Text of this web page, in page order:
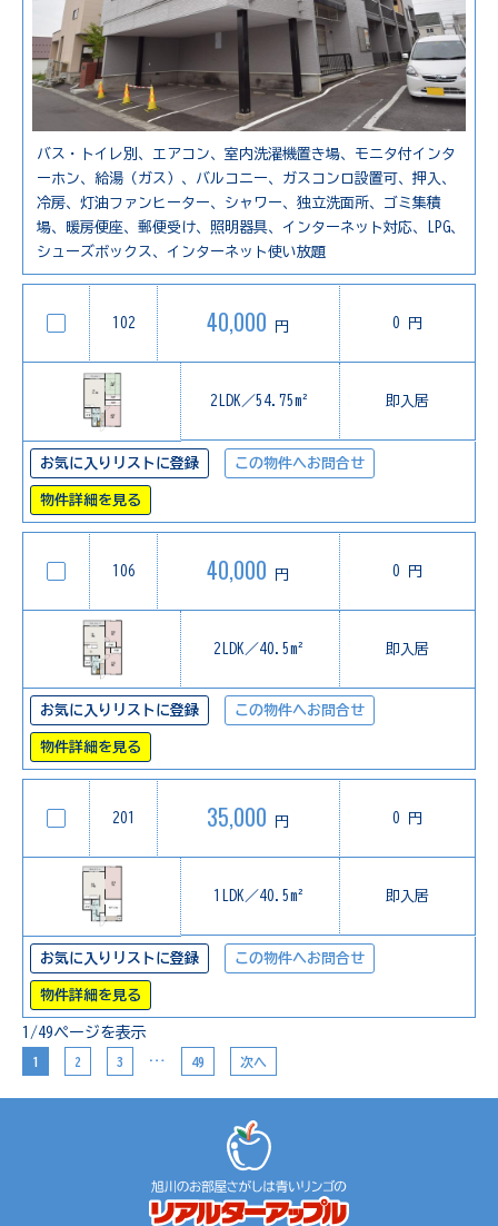
バス・トイレ別、エアコン、室内洗濯機置き場、モニタ付インタ
ーホン、給湯（ガス）、バルコニー、ガスコンロ設置可、押入、
冷房、灯油ファンヒーター、シャワー、独立洗面所、ゴミ集積
場、暖房便座、郵便受け、照明器具、インターネット対応、LPG、
シューズボックス、インターネット使い放題
102 40,000 円 0 円
2LDK／54.75m² 即入居
お気に入りリストに登録 この物件へお問合せ
物件詳細を見る
106 40,000 円 0 円
2LDK／40.5m² 即入居
お気に入りリストに登録 この物件へお問合せ
物件詳細を見る
201 35,000 円 0 円
1LDK／40.5m² 即入居
お気に入りリストに登録 この物件へお問合せ
物件詳細を見る
1/49ページを表示
1 2 3 … 49 次へ